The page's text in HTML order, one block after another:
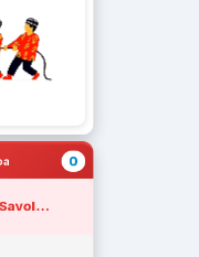
0
Savol...